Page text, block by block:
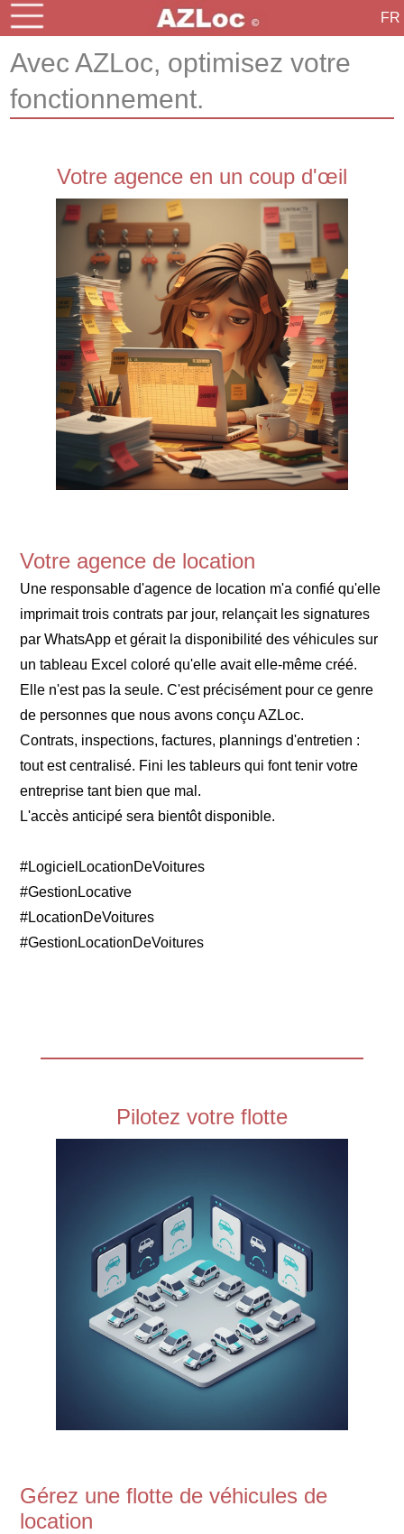
FR
Avec AZLoc, optimisez votre
fonctionnement.
Votre agence en un coup d'œil
Votre agence de location
Une responsable d'agence de location m'a confié qu'elle
imprimait trois contrats par jour, relançait les signatures
par WhatsApp et gérait la disponibilité des véhicules sur
un tableau Excel coloré qu'elle avait elle-même créé.
Elle n'est pas la seule. C'est précisément pour ce genre
de personnes que nous avons conçu AZLoc.
Contrats, inspections, factures, plannings d'entretien :
tout est centralisé. Fini les tableurs qui font tenir votre
entreprise tant bien que mal.
L'accès anticipé sera bientôt disponible.
#LogicielLocationDeVoitures
#GestionLocative
#LocationDeVoitures
#GestionLocationDeVoitures
Pilotez votre flotte
Gérez une flotte de véhicules de
location